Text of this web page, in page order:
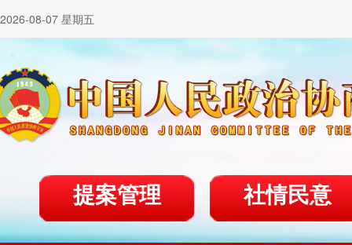
2026-08-07 星期五
提案管理 社情民意